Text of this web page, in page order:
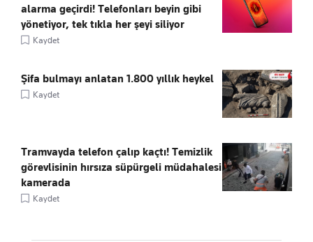
alarma geçirdi! Telefonları beyin gibi
yönetiyor, tek tıkla her şeyi siliyor
Kaydet
Şifa bulmayı anlatan 1.800 yıllık heykel
Kaydet
Tramvayda telefon çalıp kaçtı! Temizlik
görevlisinin hırsıza süpürgeli müdahalesi
kamerada
Kaydet